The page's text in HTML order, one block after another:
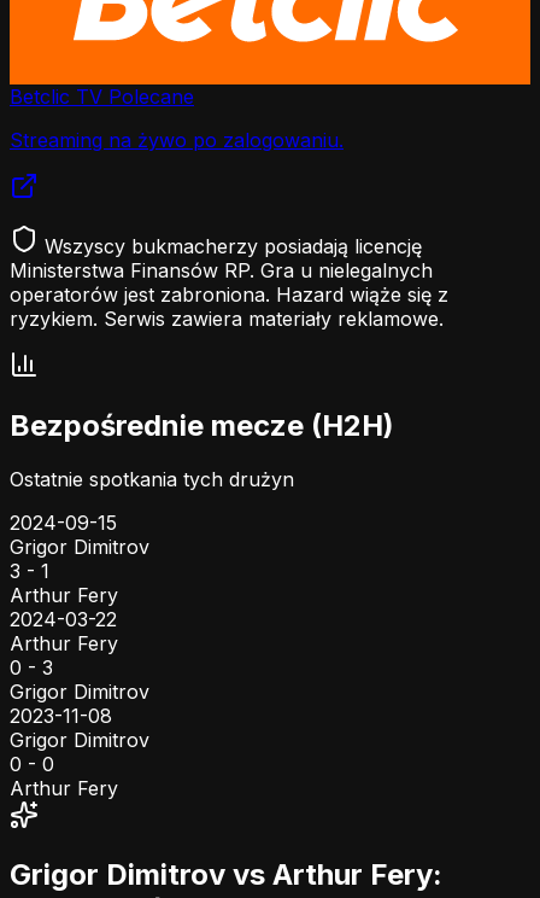
Betclic TV Polecane
Streaming na żywo po zalogowaniu.
Wszyscy bukmacherzy posiadają licencję
Ministerstwa Finansów RP. Gra u nielegalnych
operatorów jest zabroniona. Hazard wiąże się z
ryzykiem. Serwis zawiera materiały reklamowe.
Bezpośrednie mecze (H2H)
Ostatnie spotkania tych drużyn
2024-09-15
Grigor Dimitrov
3 - 1
Arthur Fery
2024-03-22
Arthur Fery
0 - 3
Grigor Dimitrov
2023-11-08
Grigor Dimitrov
0 - 0
Arthur Fery
Grigor Dimitrov vs Arthur Fery: